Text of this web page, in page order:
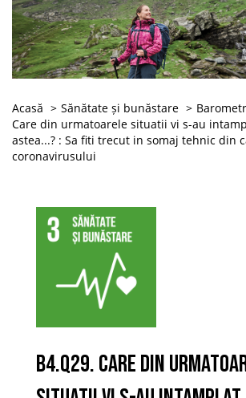
Acasă Sănătate și bunăstare
Care din urmatoarele situatii vi s-au
astea...? : Sa fiti trecut in somaj tehnic din
coronavirusului
B4.Q29. Care din